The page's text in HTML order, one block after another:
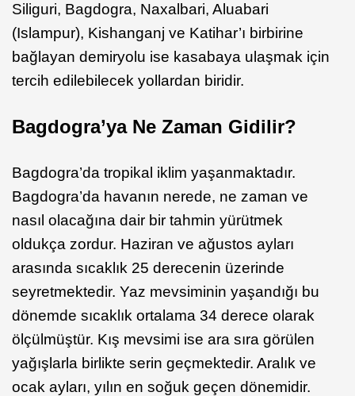
Siliguri, Bagdogra, Naxalbari, Aluabari
(Islampur), Kishanganj ve Katihar’ı birbirine
bağlayan demiryolu ise kasabaya ulaşmak için
tercih edilebilecek yollardan biridir.
Bagdogra’ya Ne Zaman Gidilir?
Bagdogra’da tropikal iklim yaşanmaktadır.
Bagdogra’da havanın nerede, ne zaman ve
nasıl olacağına dair bir tahmin yürütmek
oldukça zordur. Haziran ve ağustos ayları
arasında sıcaklık 25 derecenin üzerinde
seyretmektedir. Yaz mevsiminin yaşandığı bu
dönemde sıcaklık ortalama 34 derece olarak
ölçülmüştür. Kış mevsimi ise ara sıra görülen
yağışlarla birlikte serin geçmektedir. Aralık ve
ocak ayları, yılın en soğuk geçen dönemidir.